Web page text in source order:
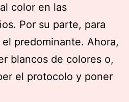
color en las
Por su parte, para
predominante. Ahora,
blancos de colores o,
el protocolo y poner